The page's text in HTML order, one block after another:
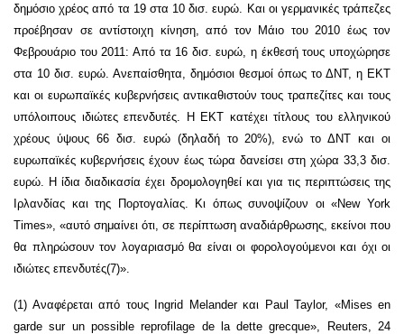
δημόσιο χρέος από τα 19 στα 10 δισ. ευρώ. Και οι γερμανικές τράπεζες
προέβησαν σε αντίστοιχη κίνηση, από τον Μάιο του 2010 έως τον
Φεβρουάριο του 2011: Από τα 16 δισ. ευρώ, η έκθεσή τους υποχώρησε
στα 10 δισ. ευρώ. Ανεπαίσθητα, δημόσιοι θεσμοί όπως το ΔΝΤ, η ΕΚΤ
και οι ευρωπαϊκές κυβερνήσεις αντικαθιστούν τους τραπεζίτες και τους
υπόλοιπους ιδιώτες επενδυτές. Η ΕΚΤ κατέχει τίτλους του ελληνικού
χρέους ύψους 66 δισ. ευρώ (δηλαδή το 20%), ενώ το ΔΝΤ και οι
ευρωπαϊκές κυβερνήσεις έχουν έως τώρα δανείσει στη χώρα 33,3 δισ.
ευρώ. Η ίδια διαδικασία έχει δρομολογηθεί και για τις περιπτώσεις της
Ιρλανδίας και της Πορτογαλίας. Κι όπως συνοψίζουν οι «New York
Times», «αυτό σημαίνει ότι, σε περίπτωση αναδιάρθρωσης, εκείνοι που
θα πληρώσουν τον λογαριασμό θα είναι οι φορολογούμενοι και όχι οι
ιδιώτες επενδυτές(7)».
(1) Αναφέρεται από τους Ingrid Melander και Paul Taylor, «Mises en
garde sur un possible reprofilage de la dette grecque», Reuters, 24